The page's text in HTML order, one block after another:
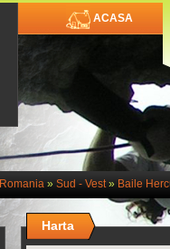
ACASA
Romania» Sud - Vest» Baile
Harta